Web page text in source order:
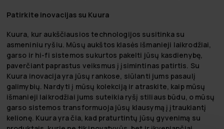
Patirkite inovacijas su Kuura
Kuura, kur aukščiausios technologijos susitinka su
asmeniniu ryšiu. Mūsų aukštos klasės išmanieji laikrodžiai,
garso ir hi-fi sistemos sukurtos pakelti jūsų kasdienybę,
paverčiant paprastus veiksmus į įsimintinas patirtis. Su
Kuura inovacija yra jūsų rankose, siūlanti jums pasaulį
galimybių. Nardyti į mūsų kolekciją ir atraskite, kaip mūsų
išmanieji laikrodžiai jums suteikia ryšį stiliaus būdu, o mūsų
garso sistemos transformuoja jūsų klausymą į įtraukiantį
kelionę. Kuura yra čia, kad praturtintų jūsų gyvenimą su